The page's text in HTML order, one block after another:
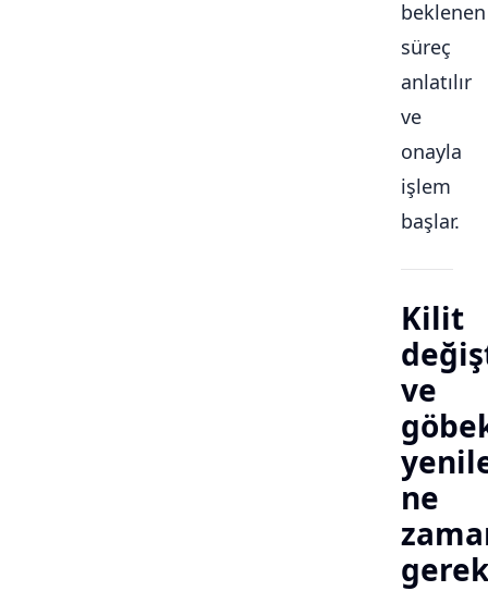
beklenen
süreç
anlatılır
ve
onayla
işlem
başlar.
Kilit
ve
ne